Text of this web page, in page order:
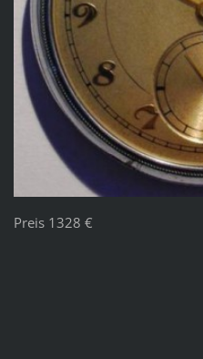
Preis 1328 €